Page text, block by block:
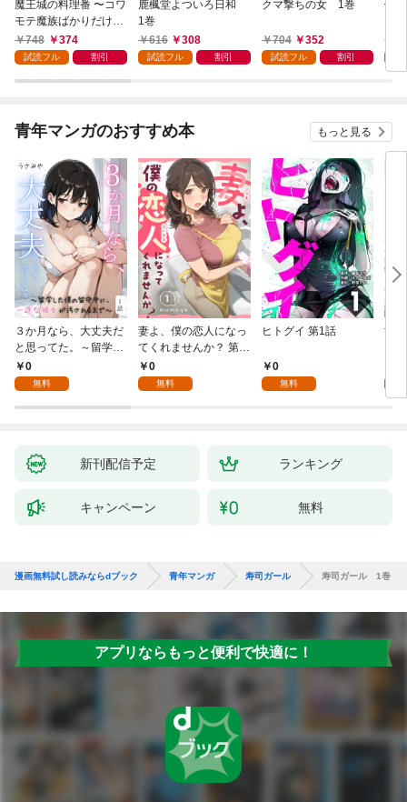
魔王城の料理番 〜コワ
モテ魔族ばかりだけ
ど、ホワイトな職場で
す〜 1巻
748 374
試読フル 割引
鹿楓堂よついろ日和
1巻
616
308
試読フル 割引
クマ撃ちの女 1巻
704 352
試読フル 割引
俺
る
青年マンガのおすすめ本 もっと見る
３か月なら、大丈夫だ
と思ってた。～留学し
た僕の留守中に、一途
な彼女が汚されるまで
0
無料
妻よ、僕の恋人になっ
てくれませんか？ 第1
話0
無料
ヒトグイ 第1話
0
無料
世
新刊配信予定 ランキング
キャンペーン 無料
漫画無料試し読みならdブック 青年マンガ 寿司ガール 寿司ガール 1巻
アプリならもっと便利で快適に！